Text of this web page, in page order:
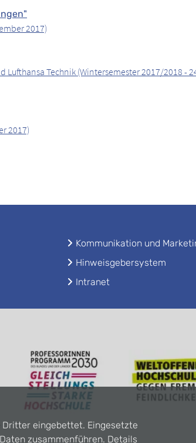
2017)
Lufthansa Technik (Wintersemester 2017/2018 -
2017)
Kommunikation und
Hinweisgebersystem
Intranet
Dritter eingebettet. Eingesetzte
zusammenführen. Details